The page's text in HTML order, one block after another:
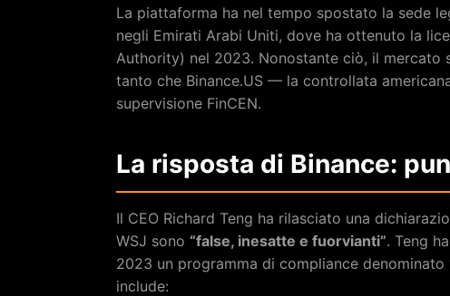
La piattaforma ha nel tempo spostato la sede
negli Emirati Arabi Uniti, dove ha ottenuto la
Authority) nel 2023. Nonostante ciò, il mercato
tanto che Binance.US — la controllata
supervisione FinCEN.
La risposta di Binance:
Il CEO Richard Teng ha rilasciato una
WSJ sono “false, inesatte e fuorvianti”. Teng
2023 un programma di compliance denominato
include: